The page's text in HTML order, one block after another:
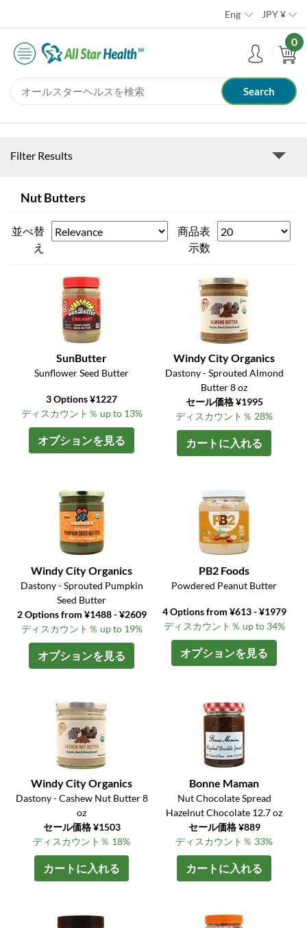
Eng JPY¥
0
Filter Results
Nut Butters
並べ替
え
商品表
示数
SunButter
Sunflower Seed Butter
3 Options ¥1227
ディスカウント％ up to 13%
オプションを見る
Windy City Organics
Dastony - Sprouted Almond
Butter 8 oz
セール価格 ¥1995
ディスカウント％ 28%
カートに入れる
Windy City Organics
Dastony - Sprouted Pumpkin
Seed Butter
2 Options from ¥1488 - ¥2609
ディスカウント％ up to 19%
オプションを見る
PB2 Foods
Powdered Peanut Butter
4 Options from ¥613 - ¥1979
ディスカウント％ up to 34%
オプションを見る
Windy City Organics
Dastony - Cashew Nut Butter 8
oz
セール価格 ¥1503
ディスカウント％ 18%
カートに入れる
Bonne Maman
Nut Chocolate Spread
Hazelnut Chocolate 12.7 oz
セール価格 ¥889
ディスカウント％ 33%
カートに入れる